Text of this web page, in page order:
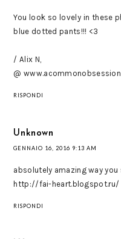
You look so lovely in these
blue dotted pants!!! <3
/ Alix N,
@
RISPONDI
Unknown
GENNAIO 16, 2016 9:13 AM
absolutely amazing way
http://fai-heart.blogspot.ru/
RISPONDI